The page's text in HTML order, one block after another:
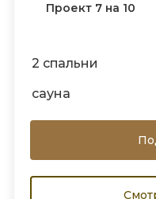
Проект 7 на 10
2 спальни
сауна